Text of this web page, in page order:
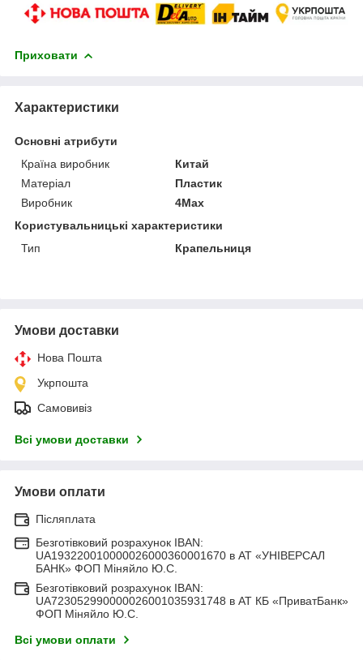
Приховати
Характеристики
Основні атрибути
Країна виробник
Китай
Матеріал
Пластик
Виробник
4Max
Користувальницькі характеристики
Тип
Крапельниця
Умови доставки
Нова Пошта
Укрпошта
Самовивіз
Всі умови доставки
Умови оплати
Післяплата
Безготівковий розрахунок IBAN:
UA193220010000026000360001670 в АТ «УНІВЕРСАЛ
БАНК» ФОП Міняйло Ю.С.
Безготівковий розрахунок IBAN:
UA723052990000026001035931748 в АТ КБ «ПриватБанк»
ФОП Міняйло Ю.С.
Всі умови оплати